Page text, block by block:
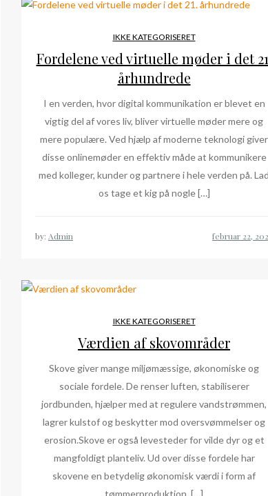
IKKE KATEGORISERET
Fordelene ved virtuelle møder i det
århundrede
I en verden, hvor digital kommunikation er blevet en
vigtig del af vores liv, bliver virtuelle møder mere og
mere populære. Ved hjælp af moderne teknologi giver
disse onlinemøder en effektiv måde at kommunikere
med kolleger, kunder og partnere i hele verden på. Lad
os tage et kig på nogle […]
by: Admin
IKKE KATEGORISERET
Værdien af skovområder
Skove giver mange miljømæssige, økonomiske og
sociale fordele. De renser luften, stabiliserer
jordbunden, hjælper med at regulere vandstrømmen,
lagrer kulstof og beskytter mod oversvømmelser og
erosion.Skove er også levesteder for vilde dyr og et
mangfoldigt planteliv. Ud over disse fordele har
skovene en betydelig økonomisk værdi i form af